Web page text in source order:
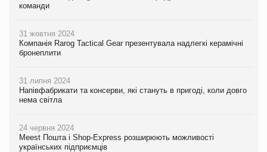
команди
31 жовтня 2024
Компанія Rarog Tactical Gear презентувала надлегкі керамічні
бронеплити
31 липня 2024
Напівфабрикати та консерви, які стануть в пригоді, коли довго
нема світла
24 червня 2024
Meest Пошта і Shop-Express розширюють можливості
українських підприємців